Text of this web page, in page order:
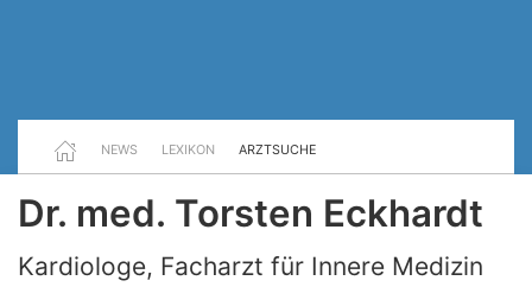
NEWS LEXIKON ARZTSUCHE
Dr. med. Torsten Eckhardt
Kardiologe, Facharzt für Innere Medizin